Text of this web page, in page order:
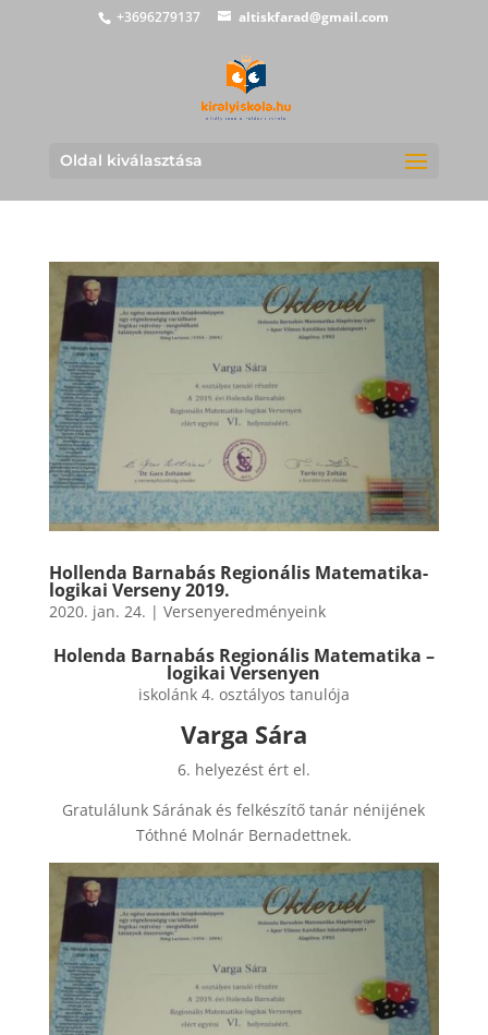
+3696279137 altiskfarad@gmail.com
Oldal kiválasztása
Hollenda Barnabás Regionális Matematika-
logikai Verseny 2019.
2020. jan. 24. | Versenyeredményeink
Holenda Barnabás Regionális Matematika –
logikai Versenyen
iskolánk 4. osztályos tanulója
Varga Sára
6. helyezést ért el.
Gratulálunk Sárának és felkészítő tanár nénijének
Tóthné Molnár Bernadettnek.